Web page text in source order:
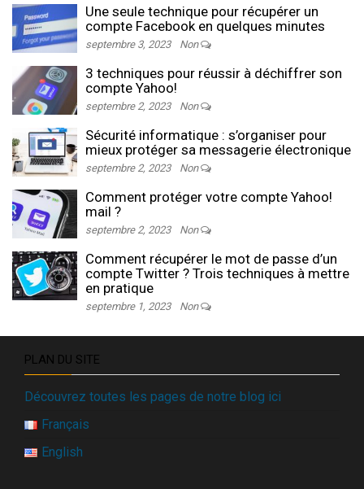
Une seule technique pour récupérer un
compte Facebook en quelques minutes
septembre 3, 2023 Non
3 techniques pour réussir à déchiffrer son
compte Yahoo!
septembre 2, 2023 Non
Sécurité informatique : s’organiser pour
mieux protéger sa messagerie électronique
septembre 2, 2023 Non
Comment protéger votre compte Yahoo!
mail ?
septembre 2, 2023 Non
Comment récupérer le mot de passe d’un
compte Twitter ? Trois techniques à mettre
en pratique
septembre 1, 2023 Non
PLAN DU SITE
Découvrez toutes les pages de notre blog ici
Français
English